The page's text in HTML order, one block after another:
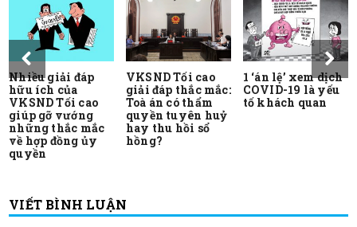
Nhiều giải đáp
hữu ích của
VKSND Tối cao
giúp gỡ vướng
những thắc mắc
về hợp đồng ủy
quyền
VKSND Tối cao
giải đáp thắc mắc:
Toà án có thẩm
quyền tuyên huỷ
hay thu hồi sổ
hồng?
1 ‘án lệ’ xem dịch
COVID-19 là yếu
tố khách quan
VIẾT BÌNH LUẬN